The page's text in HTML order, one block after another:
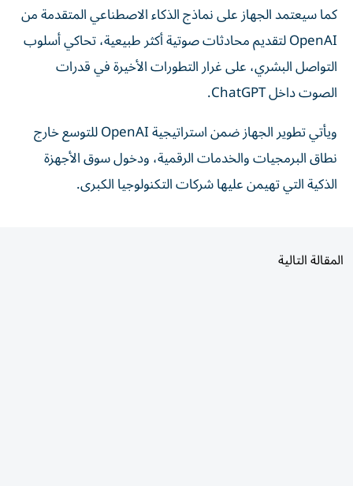
كما سيعتمد الجهاز على نماذج الذكاء الاصطناعي المتقدمة من
OpenAI لتقديم محادثات صوتية أكثر طبيعية، تحاكي أسلوب
التواصل البشري، على غرار التطورات الأخيرة في قدرات
الصوت داخل ChatGPT.
ويأتي تطوير الجهاز ضمن استراتيجية OpenAI للتوسع خارج
نطاق البرمجيات والخدمات الرقمية، ودخول سوق الأجهزة
الذكية التي تهيمن عليها شركات التكنولوجيا الكبرى.
المقالة التالية